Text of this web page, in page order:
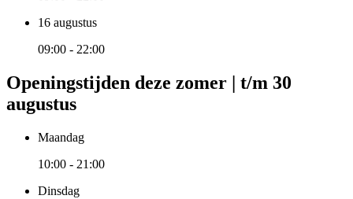
16 augustus
09:00 - 22:00
Openingstijden deze zomer | t/m 30
augustus
Maandag
10:00 - 21:00
Dinsdag